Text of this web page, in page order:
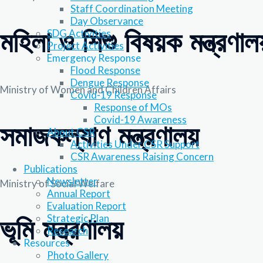
Staff Coordination Meeting
Day Observance
SDG Activities
Project Activities
Emergency Response
Flood Response
Dengue Response
Covid-19 Response
Response of MOs
Covid-19 Awareness
About CSR
Activities Under CSR Support
CSR Awareness Raising Concern
Publications
Newsletter
Annual Report
Evaluation Report
Strategic Plan
Research
Resources
Photo Gallery
মহিলা ও শিশু বিষয়ক
Ministry of Women and Children Affairs
সমাজকল্যাণ মন্ত্রণালয়
Ministry of Social Welfare
ভূমি মন্ত্রণালয়